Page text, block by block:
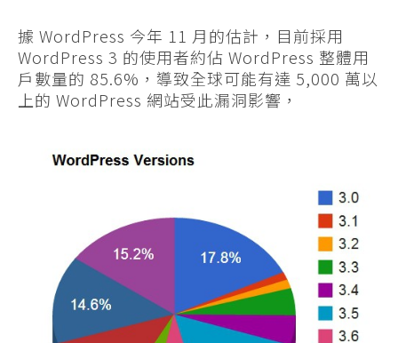
據 WordPress 今年 11 月的估計，目前採用
WordPress 3 的使用者約佔 WordPress 整體用
戶數量的 85.6%，導致全球可能有達 5,000 萬以
上的 WordPress 網站受此漏洞影響，